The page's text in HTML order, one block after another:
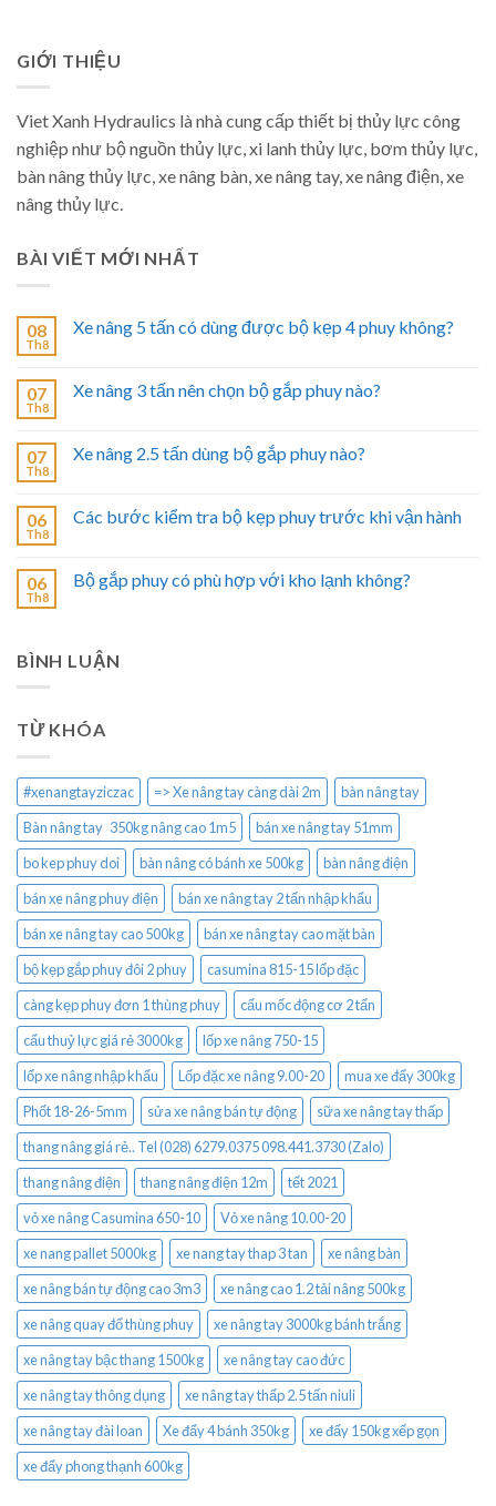
GIỚI THIỆU
Viet Xanh Hydraulics là nhà cung cấp thiết bị thủy lực công
nghiệp như bộ nguồn thủy lực, xi lanh thủy lực, bơm thủy lực,
bàn nâng thủy lực, xe nâng bàn, xe nâng tay, xe nâng điện, xe
nâng thủy lực.
BÀI VIẾT MỚI NHẤT
08
Th8
Xe nâng 5 tấn có dùng được bộ kẹp 4 phuy không?
07
Th8
Xe nâng 3 tấn nên chọn bộ gắp phuy nào?
07
Th8
Xe nâng 2.5 tấn dùng bộ gắp phuy nào?
06
Th8
Các bước kiểm tra bộ kẹp phuy trước khi vận hành
06
Th8
Bộ gắp phuy có phù hợp với kho lạnh không?
BÌNH LUẬN
TỪ KHÓA
#xenangtayziczac => Xe nâng tay càng dài 2m
bàn nâng tay
Bàn nâng tay 350kg nâng cao 1m5
bán xe nâng tay 51mm
bo kep phuy doi
bàn nâng có bánh xe 500kg
bàn nâng điện
bán xe nâng phuy điện
bán xe nâng tay 2 tấn nhập khẩu
bán xe nâng tay cao 500kg
bán xe nâng tay cao mặt bàn
bộ kẹp gắp phuy đôi 2 phuy
casumina 815-15 lốp đặc
càng kẹp phuy đơn 1 thùng phuy
cẩu mốc động cơ 2 tấn
cẩu thuỷ lực giá rẻ 3000kg
lốp xe nâng 750-15
lốp xe nâng nhập khẩu
Lốp đặc xe nâng 9.00-20
mua xe đẩy 300kg
Phốt 18-26-5mm
sửa xe nâng bán tự động
sữa xe nâng tay thấp
thang nâng giá rẻ.. Tel (028) 6279.0375 098.441.3730 (Zalo)
thang nâng điện
thang nâng điện 12m
tết 2021
vỏ xe nâng Casumina 650-10
Vỏ xe nâng 10.00-20
xe nang pallet 5000kg
xe nang tay thap 3 tan
xe nâng bàn
xe nâng bán tự động cao 3m3
xe nâng cao 1.2 tải nâng 500kg
xe nâng quay đổ thùng phuy
xe nâng tay 3000kg bánh trắng
xe nâng tay bậc thang 1500kg
xe nâng tay cao đức
xe nâng tay thông dụng
xe nâng tay thấp 2.5 tấn niuli
xe nâng tay đài loan
Xe đẩy 4 bánh 350kg
xe đẩy 150kg xếp gọn
xe đẩy phong thạnh 600kg